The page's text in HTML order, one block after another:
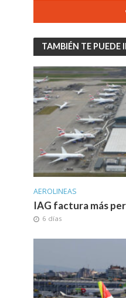
TAMBIÉN TE PUEDE
AEROLINEAS
IAG factura más
6 días